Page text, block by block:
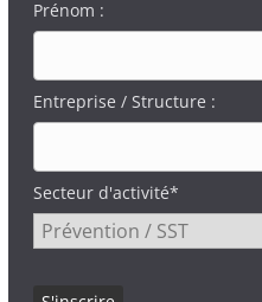
Prénom :
Entreprise / Structure :
Secteur d'activité*